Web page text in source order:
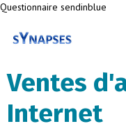
Questionnaire sendinblue
Ventes
Internet